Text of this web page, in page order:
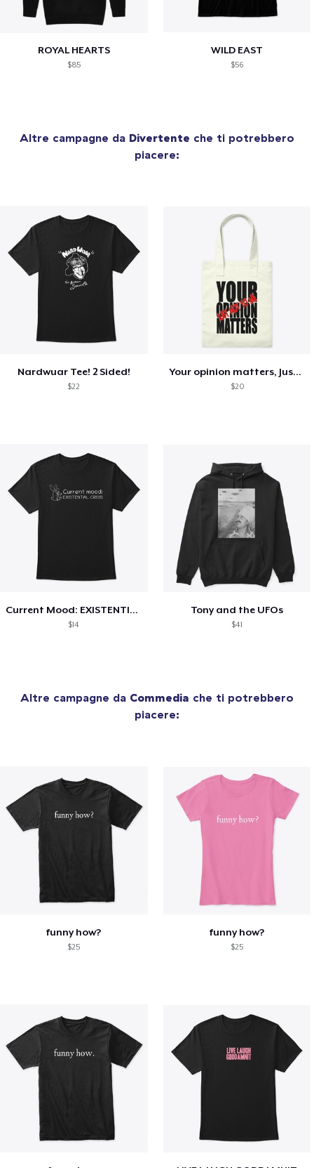
ROYAL HEARTS
$85
WILD EAST
$56
Altre campagne da Divertente che ti potrebbero
piacere:
Nardwuar Tee! 2 Sided!
$22
Your opinion matters, Just not to me!
$20
Current Mood: EXISTENTIAL CRISIS
$14
Tony and the UFOs
$41
Altre campagne da Commedia che ti potrebbero
piacere:
funny how?
$25
funny how?
$25